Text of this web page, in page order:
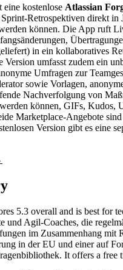
eine kostenlose Atlassian
Retrospektiven direkt in
können. Die App ruft
in ein kollaboratives
Version umfasst zudem ein
Umfragen zur
sowie Vorlagen,
Nachverfolgung von
können, GIFs, Kudos,
Marketplace-Angebote sind
Version gibt es eine
5.3 overall and is best for
und Agil-Coaches, die
im Zusammenhang mit
in der EU und einer auf
It offers a free